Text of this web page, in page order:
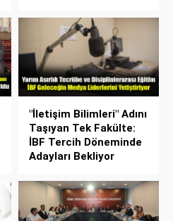
"İletişim Bilimleri" Adını
Taşıyan Tek Fakülte:
İBF Tercih Döneminde
Adayları Bekliyor